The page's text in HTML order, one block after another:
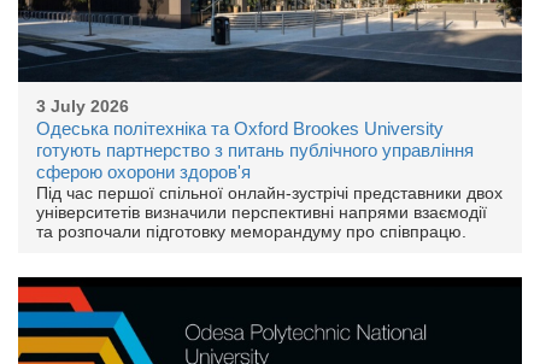
3 July 2026
Одеська політехніка та Oxford Brookes University
готують партнерство з питань публічного управління
сферою охорони здоров'я
Під час першої спільної онлайн-зустрічі представники двох
університетів визначили перспективні напрями взаємодії
та розпочали підготовку меморандуму про співпрацю.